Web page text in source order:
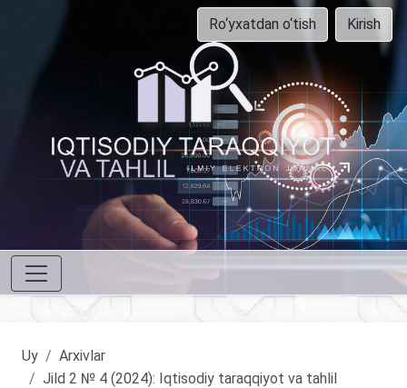
Ro‘yxatdan o‘tish Kirish
Uy
Arxivlar
Jild 2 № 4 (2024): Iqtisodiy taraqqiyot va tahlil